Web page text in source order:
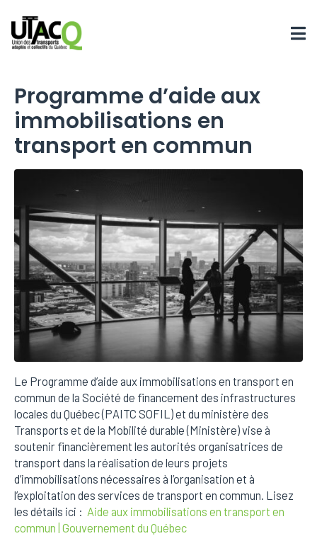
Programme d’aide aux
immobilisations en
transport en commun
Le Programme d’aide aux immobilisations en transport en
commun de la Société de financement des infrastructures
locales du Québec (PAITC SOFIL) et du ministère des
Transports et de la Mobilité durable (Ministère) vise à
soutenir financièrement les autorités organisatrices de
transport dans la réalisation de leurs projets
d’immobilisations nécessaires à l’organisation et à
l’exploitation des services de transport en commun. Lisez
les détails ici : Aide aux immobilisations en transport en
commun | Gouvernement du Québec